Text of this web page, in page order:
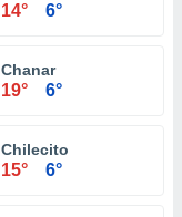
14° 6°
Chanar
19° 6°
Chilecito
15° 6°